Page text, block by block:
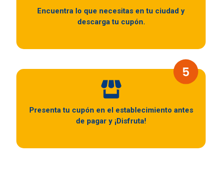
Encuentra lo que necesitas en tu ciudad y
descarga tu cupón.
Presenta tu cupón en el establecimiento antes
de pagar y ¡Disfruta!